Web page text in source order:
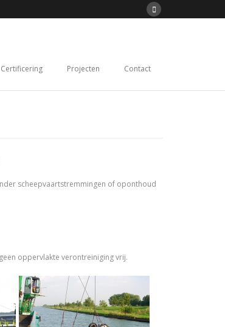
Certificering Projecten Contact
scheepvaartstremmingen of oponthoud
oppervlakte verontreiniging vrij.